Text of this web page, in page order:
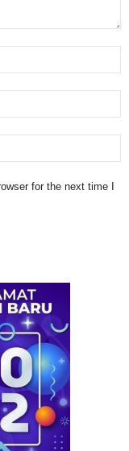
for the next time I